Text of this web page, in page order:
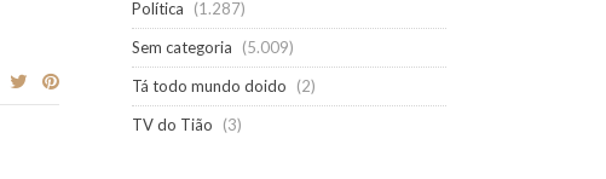
Política
(1.287)
Sem categoria
(5.009)
Tá todo mundo doido
(2)
TV do Tião
(3)